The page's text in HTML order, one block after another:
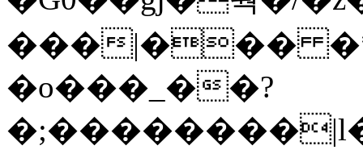
���|���
�o���_��?